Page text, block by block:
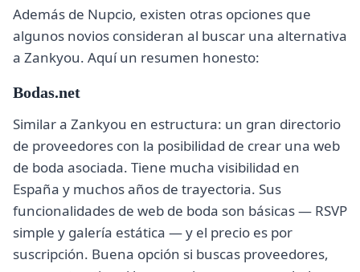
Además de Nupcio, existen otras opciones que
algunos novios consideran al buscar una alternativa
a Zankyou. Aquí un resumen honesto:
Bodas.net
Similar a Zankyou en estructura: un gran directorio
de proveedores con la posibilidad de crear una web
de boda asociada. Tiene mucha visibilidad en
España y muchos años de trayectoria. Sus
funcionalidades de web de boda son básicas — RSVP
simple y galería estática — y el precio es por
suscripción. Buena opción si buscas proveedores,